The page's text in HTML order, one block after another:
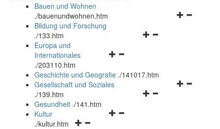
Bauen und Wohnen
./bauenundwohnen.htm
Navigationsmenü
Bildung und Forschung
./133.htm
Navigationsmenü
und
schließen
Europa und
Internationales
./203110.htm
Geschichte und Geografie ./141017.htm
Navigationsmenü
Gesellschaft und Soziales
./139.htm
Navigationsmenü
Gesundheit ./141.htm
Navigationsmenü
Kultur
./kultur.htm